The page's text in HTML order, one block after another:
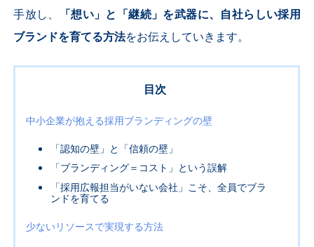
手放し、
「想い」と「継続」を武器に、自社らしい採用
ブランドを育てる方法をお伝えしていきます。
目次
中小企業が抱える採用ブランディングの壁
「認知の壁」と「信頼の壁」
「ブランディング＝コスト」という誤解
「採用広報担当がいない会社」こそ、全員でブラ
ンドを育てる
少ないリソースで実現する方法